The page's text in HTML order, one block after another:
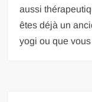
aussi
êtes déjà un
yogi ou que